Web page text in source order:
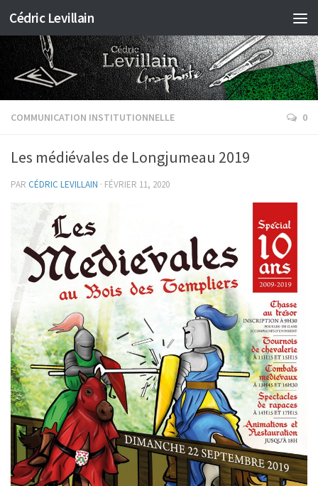
Cédric Levillain
COMMUNICATION INSTITUTIONNELLE 0
Les médiévales de Longjumeau 2019
PAR CÉDRIC LEVILLAIN · FÉVRIER 11, 2020